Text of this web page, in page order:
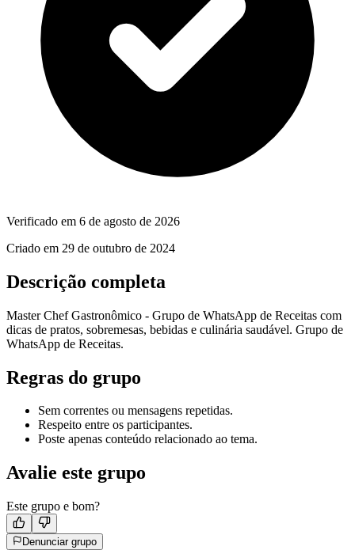
Verificado em 6 de agosto de 2026
Criado em 29 de outubro de 2024
Descrição completa
Master Chef Gastronômico - Grupo de WhatsApp de Receitas com
dicas de pratos, sobremesas, bebidas e culinária saudável. Grupo de
WhatsApp de Receitas.
Regras do grupo
Sem correntes ou mensagens repetidas.
Respeito entre os participantes.
Poste apenas conteúdo relacionado ao tema.
Avalie este grupo
Este grupo e bom?
Denunciar grupo